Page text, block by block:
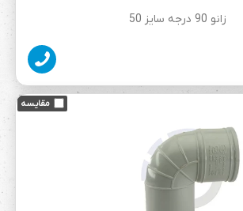
زانو 90 درجه سایز 50